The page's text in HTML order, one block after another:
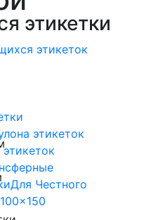
этикетки
этикеток
этикеток
Для Честного
100x150